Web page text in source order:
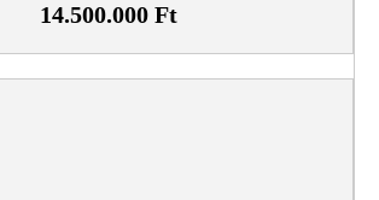
14.500.000 Ft